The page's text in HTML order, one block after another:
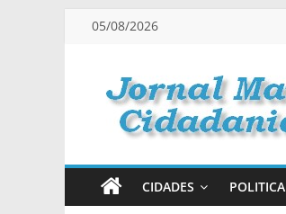
Pular
conteúdo
05/08/2026
Jornal
Mais
CIDADES POLITICA